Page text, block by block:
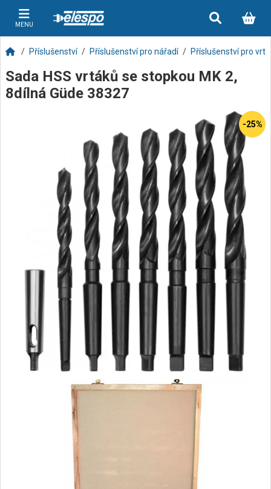
MENU
Příslušenství Příslušenství pro nářadí Příslušenství pro
Sada HSS vrtáků se stopkou MK 2,
8dílná Güde 38327
-25%